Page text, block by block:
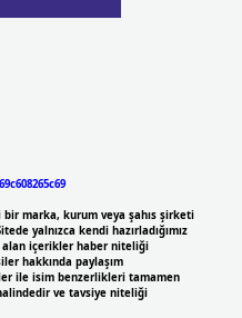
marka, kurum veya şahıs şirketi
yalnızca kendi hazırladığımız
alan içerikler haber niteliği
hakkında paylaşım
ile isim benzerlikleri tamamen
ve tavsiye niteliği